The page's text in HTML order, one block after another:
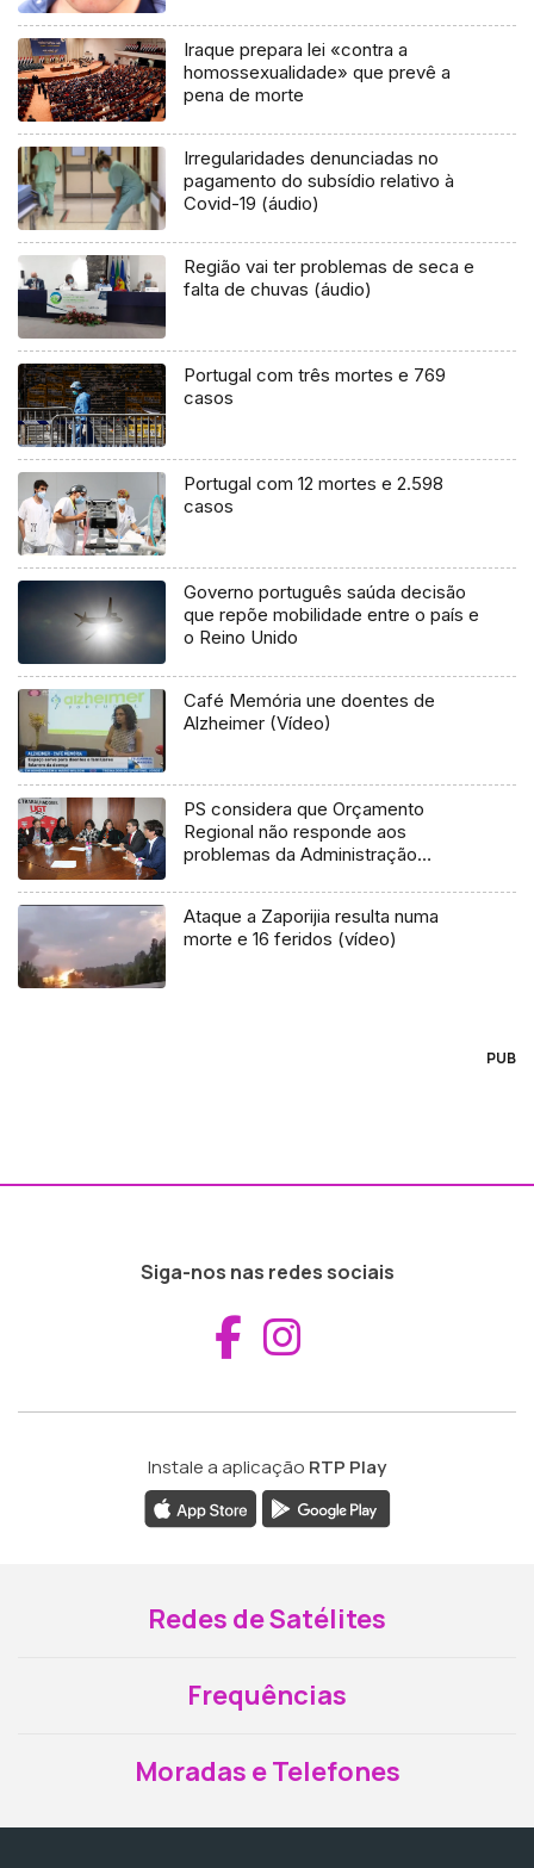
Iraque prepara lei «contra a
homossexualidade» que prevê a
pena de morte
Irregularidades denunciadas no
pagamento do subsídio relativo à
Covid-19 (áudio)
Região vai ter problemas de seca e
falta de chuvas (áudio)
Portugal com três mortes e 769
casos
Portugal com 12 mortes e 2.598
casos
Governo português saúda decisão
que repõe mobilidade entre o país e
o Reino Unido
Café Memória une doentes de
Alzheimer (Vídeo)
PS considera que Orçamento
Regional não responde aos
problemas da Administração
Ataque a Zaporijia resulta numa
morte e 16 feridos (vídeo)
PUB
Siga-nos nas redes sociais
Aceder ao
Instale a aplicação RTP Play
Redes de Satélites
Frequências
Moradas e Telefones